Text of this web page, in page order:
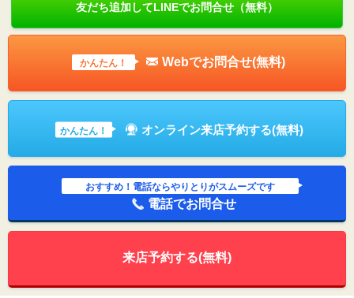
友だち追加してLINEでお問合せ（無料）
かんたん！ Webでお問合せ(無料)
かんたん！ オンライン来店予約する(無料)
おすすめ！電話ならやりとりがスムーズです
電話でお問合せ
来店予約する(無料)